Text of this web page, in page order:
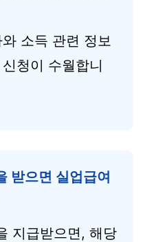
소득 관련 정보
청이 수월합니
받으면 실업급여
지급받으면, 해당